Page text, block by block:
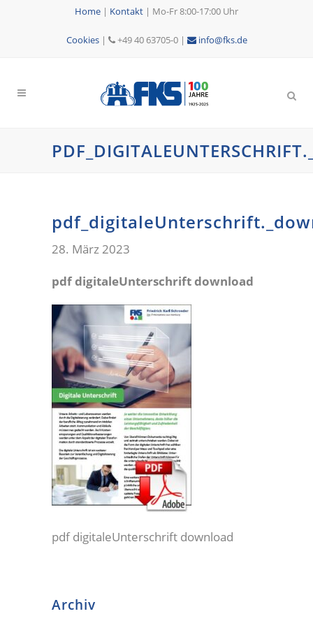
Home | Kontakt | Mo-Fr 8:00-17:00 Uhr
Cookies| +49 40 63705-0 | info@fks.de
28. März 2023
pdf digitaleUnterschrift download
pdf digitaleUnterschrift download
Archiv